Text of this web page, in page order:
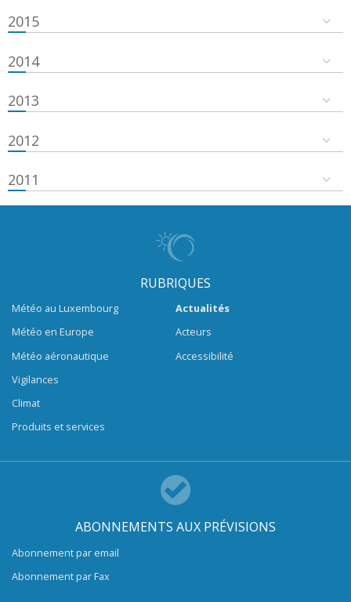
2015
2014
2013
2012
2011
RUBRIQUES
Météo au Luxembourg
Météo en Europe
Météo aéronautique
Vigilances
Climat
Produits et services
Actualités
Acteurs
Accessibilité
ABONNEMENTS AUX PRÉVISIONS
Abonnement par email
Abonnement par Fax